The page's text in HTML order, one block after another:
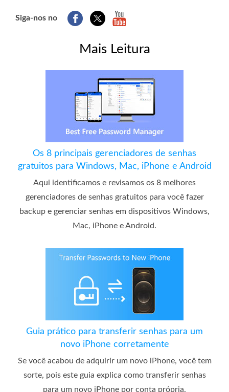
Siga-nos no
Mais Leitura
Os 8 principais gerenciadores de senhas
gratuitos para Windows, Mac, iPhone e Android
Aqui identificamos e revisamos os 8 melhores
gerenciadores de senhas gratuitos para você fazer
backup e gerenciar senhas em dispositivos Windows,
Mac, iPhone e Android.
Guia prático para transferir senhas para um
novo iPhone corretamente
Se você acabou de adquirir um novo iPhone, você tem
sorte, pois este guia explica como transferir senhas
para um novo iPhone por conta própria.